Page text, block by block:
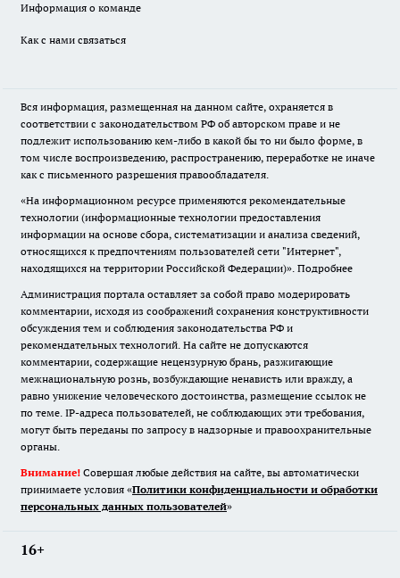
Информация о команде
Как с нами связаться
Вся информация, размещенная на данном сайте, охраняется в
соответствии с законодательством РФ об авторском праве и не
подлежит использованию кем-либо в какой бы то ни было форме, в
том числе воспроизведению, распространению, переработке не иначе
как с письменного разрешения правообладателя.
«На информационном ресурсе применяются рекомендательные
технологии (информационные технологии предоставления
информации на основе сбора, систематизации и анализа сведений,
относящихся к предпочтениям пользователей сети "Интернет",
находящихся на территории Российской Федерации)». Подробнее
Администрация портала оставляет за собой право модерировать
комментарии, исходя из соображений сохранения конструктивности
обсуждения тем и соблюдения законодательства РФ и
рекомендательных технологий. На сайте не допускаются
комментарии, содержащие нецензурную брань, разжигающие
межнациональную рознь, возбуждающие ненависть или вражду, а
равно унижение человеческого достоинства, размещение ссылок не
по теме. IP-адреса пользователей, не соблюдающих эти требования,
могут быть переданы по запросу в надзорные и правоохранительные
органы.
Внимание! Совершая любые действия на сайте, вы автоматически
принимаете условия «Политики конфиденциальности и обработки
персональных данных пользователей»
16+